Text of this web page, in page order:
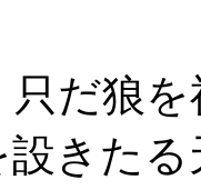
只だ狼
設きた